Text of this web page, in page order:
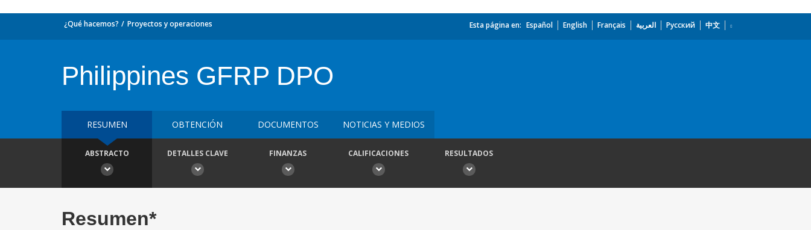
¿Qué hacemos? Proyectos y operaciones Esta página en: Español English Français العربية Русский 中文
Philippines GFRP DPO
RESUMEN OBTENCIÓN DOCUMENTOS NOTICIAS Y MEDIOS
ABSTRACTO DETALLES CLAVE FINANZAS CALIFICACIONES RESULTADOS
Resumen*